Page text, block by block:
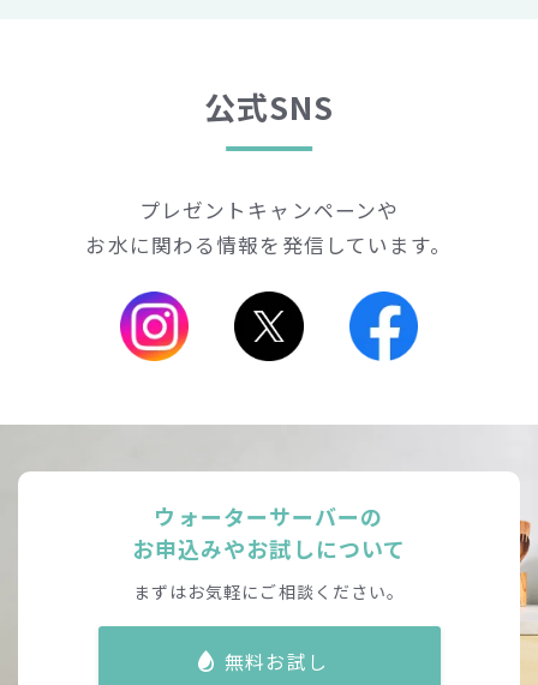
公式SNS
プレゼントキャンペーンや
お水に関わる情報を発信しています。
ウォーターサーバーの
お申込みやお試しについて
まずはお気軽にご相談ください。
無料お試し